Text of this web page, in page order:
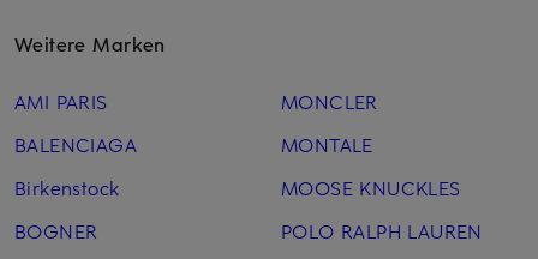
Weitere Marken
AMI PARIS
BALENCIAGA
Birkenstock
BOGNER
MONCLER
MONTALE
MOOSE KNUCKLES
POLO RALPH LAUREN